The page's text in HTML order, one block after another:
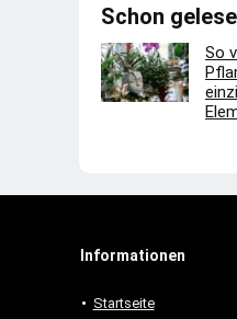
Schon
So
Informationen
Startseite